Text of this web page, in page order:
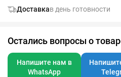
Доставкав день готовности
Остались вопросы о
Напишите нам в
WhatsApp